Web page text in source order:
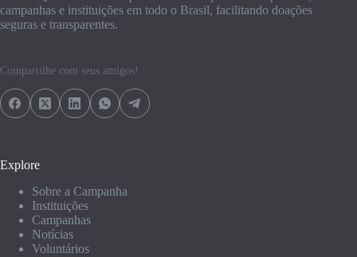
campanhas e instituições em todo o Brasil, facilitando doações
seguras e transparentes.
Compartilhe com seus amigos!
Explore
Sobre a Campanha
Instituições
Campanhas
Notícias
Voluntários